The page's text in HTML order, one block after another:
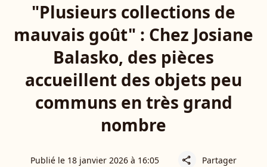
"Plusieurs collections de
mauvais goût" : Chez Josiane
Balasko, des pièces
accueillent des objets peu
communs en très grand
nombre
Publié le 18 janvier 2026 à 16:05 share Partager